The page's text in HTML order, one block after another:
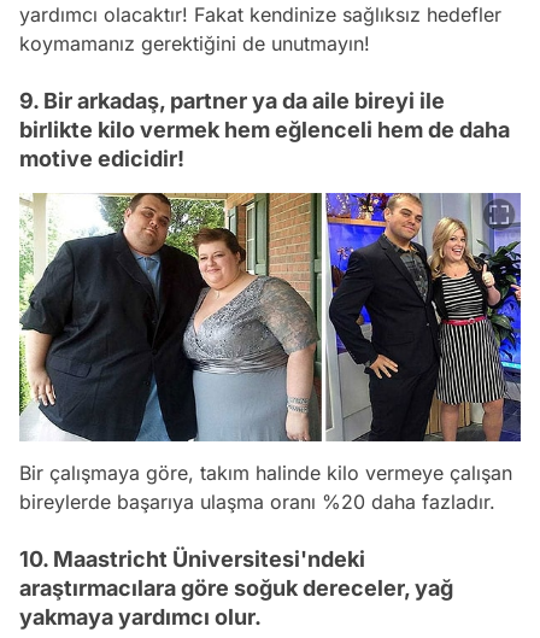
yardımcı olacaktır! Fakat kendinize sağlıksız hedefler
koymamanız gerektiğini de unutmayın!
9. Bir arkadaş, partner ya da aile bireyi ile
birlikte kilo vermek hem eğlenceli hem de daha
motive edicidir!
Bir çalışmaya göre, takım halinde kilo vermeye çalışan
bireylerde başarıya ulaşma oranı %20 daha fazladır.
10. Maastricht Üniversitesi'ndeki
araştırmacılara göre soğuk dereceler, yağ
yakmaya yardımcı olur.